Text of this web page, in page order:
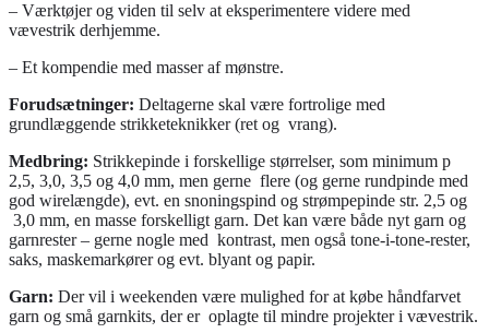
– Værktøjer og viden til selv at eksperimentere videre med
vævestrik derhjemme.
– Et kompendie med masser af mønstre.
Forudsætninger: Deltagerne skal være fortrolige med
grundlæggende strikketeknikker (ret og vrang).
Medbring: Strikkepinde i forskellige størrelser, som minimum p
2,5, 3,0, 3,5 og 4,0 mm, men gerne flere (og gerne rundpinde med
god wirelængde), evt. en snoningspind og strømpepinde str. 2,5 og
3,0 mm, en masse forskelligt garn. Det kan være både nyt garn og
garnrester – gerne nogle med kontrast, men også tone-i-tone-rester,
saks, maskemarkører og evt. blyant og papir.
Garn: Der vil i weekenden være mulighed for at købe håndfarvet
garn og små garnkits, der er oplagte til mindre projekter i vævestrik.